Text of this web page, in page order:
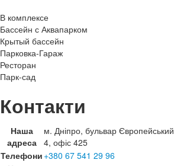
В комплексе
Бассейн с Аквапарком
Крытый бассейн
Парковка-Гараж
Ресторан
Парк-сад
Контакти
Наша
адреса
м. Дніпро, бульвар Європейський
4, офіс 425
Телефони +380 67 541 29 96